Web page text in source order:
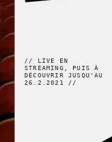
// LIVE EN
STREAMING, PUIS À
DÉCOUVRIR JUSQU'AU
26.2.2021 //
DER